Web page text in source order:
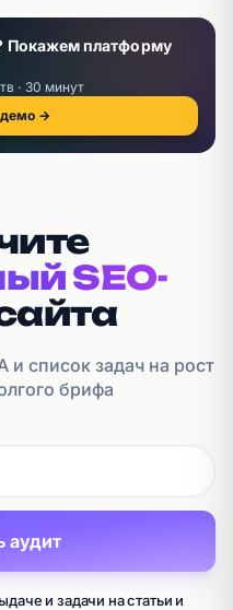
Покажем платформу
· 30 минут
демо →
SEO-
список задач на рост
брифа
аудит
и задачи на статьи и